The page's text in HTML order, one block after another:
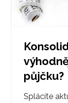
půjčku?
Splácíte